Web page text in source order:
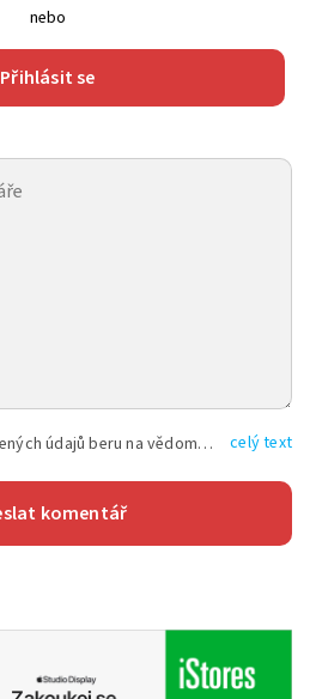
nebo
Přihlásit se
Vyplněním shora uvedených údajů beru na vědomí, že společnost TEXT FACTORY s.r.o., sídlem Brno, Durďákova 336/29, Černá Pole, PSČ: 613 00, IČ: 06157831, zapsané u Krajského soudu v Brně, oddíl C, vložka 100399, bude zpracovávat mé osobní údaje uvedené v rámci mnou vyplněného registračního formuláře na základě oprávněných zájmů TEXT FACTORY s.r.o. dle čl. 6 odst. 1 písm. f) GDPR a pro splnění právních povinností (čl. 6 odst. 1 písm. c) GDPR), a to pro tyto účely: nezbytnost zajistit oprávnění návštěvníka webových stránek provozovaných společností TEXT FACTORY s.r.o. přispívat aktivně ke zveřejněným článkům nebo v rámci diskusních fór a výkon práv TEXT FACTORY s.r.o. jako administrátora těchto diskusních fór. Více informací o zpracování osobních údajů a právech lze nalézt v celý text